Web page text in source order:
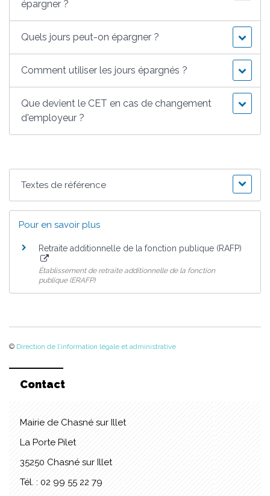
épargner ?
Quels jours peut-on épargner ?
Comment utiliser les jours épargnés ?
Que devient le CET en cas de changement
d'employeur ?
Textes de référence
Pour en savoir plus
Retraite additionnelle de la fonction publique (RAFP)
Établissement de retraite additionnelle de la fonction
publique (ERAFP)
© Direction de l'information légale et administrative
Contact
Mairie de Chasné sur Illet
La Porte Pilet
35250 Chasné sur Illet
Tél. : 02 99 55 22 79